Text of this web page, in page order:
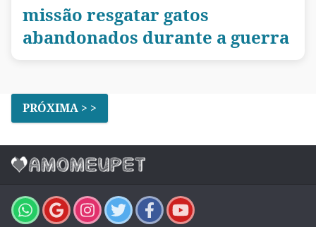
missão resgatar gatos
abandonados durante a guerra
PRÓXIMA > >